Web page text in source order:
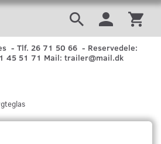
- Tlf. 26 71 50 66 - Reservedele:
45 51 71 Mail: trailer@mail.dk